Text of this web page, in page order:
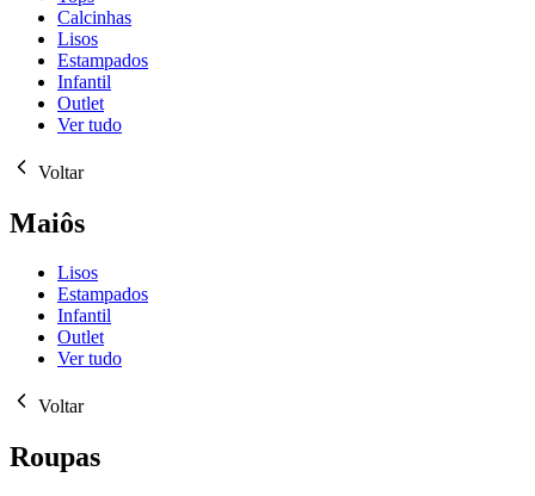
Calcinhas
Lisos
Estampados
Infantil
Outlet
Ver tudo
Voltar
Maiôs
Lisos
Estampados
Infantil
Outlet
Ver tudo
Voltar
Roupas